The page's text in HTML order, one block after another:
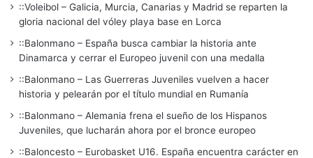
::Voleibol – Galicia, Murcia, Canarias y Madrid se reparten la
gloria nacional del vóley playa base en Lorca
::Balonmano – España busca cambiar la historia ante
Dinamarca y cerrar el Europeo juvenil con una medalla
::Balonmano – Las Guerreras Juveniles vuelven a hacer
historia y pelearán por el título mundial en Rumanía
::Balonmano – Alemania frena el sueño de los Hispanos
Juveniles, que lucharán ahora por el bronce europeo
::Baloncesto – Eurobasket U16. España encuentra carácter en